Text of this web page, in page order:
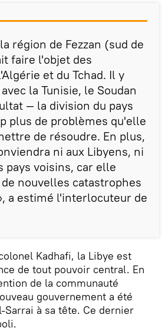
région de Fezzan (sud de
faire l'objet des
et du Tchad. Il y
la Tunisie, le Soudan
— la division du pays
plus de problèmes qu'elle
de résoudre. En plus,
ni aux Libyens, ni
pays voisins, car elle
nouvelles catastrophes
a estimé l'interlocuteur de
Kadhafi, la Libye est
de tout pouvoir central. En
de la communauté
gouvernement a été
Sarrai à sa tête. Ce dernier